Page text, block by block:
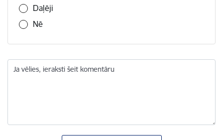
Daļēji
Nē
Ja vēlies, ieraksti šeit komentāru